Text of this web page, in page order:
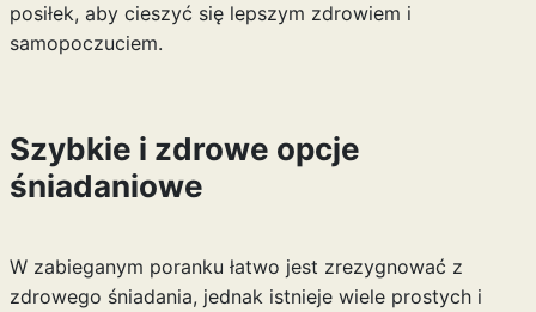
posiłek, aby cieszyć się lepszym zdrowiem i
samopoczuciem.
Szybkie i zdrowe opcje
śniadaniowe
W zabieganym poranku łatwo jest zrezygnować z
zdrowego śniadania, jednak istnieje wiele prostych i